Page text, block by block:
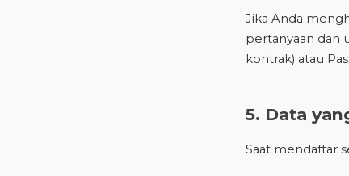
Jika Anda
pertanyaan dan
kontrak) atau
5. Data
Saat mendaftar